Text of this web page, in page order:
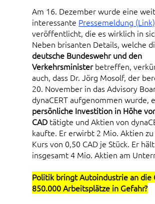
Am 16. Dezember wurde eine
interessante Pressemeldung (Link)
veröffentlicht, die es wirklich in
Neben brisanten Details, welche
deutsche Bundeswehr und den
Verkehrsministerbetreffen,
auch, dass Dr. Jörg Mosolf, der
20. November in das Advisory
dynaCERT aufgenommen wurde,
persönliche Investition in Höhe
CAD tätigte und Aktien von
kaufte. Er erwirbt 2 Mio. Aktien
Kurs von 0,50 CAD je Stück. Er
insgesamt 4 Mio. Aktien am
Politik bringt Autoindustrie an die
850.000 Arbeitsplätze in Gefahr?